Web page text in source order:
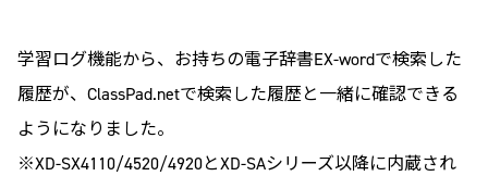
学習ログ機能から、お持ちの電子辞書EX-wordで検索した
履歴が、ClassPad.netで検索した履歴と一緒に確認できる
ようになりました。
※XD-SX4110/4520/4920とXD-SAシリーズ以降に内蔵され